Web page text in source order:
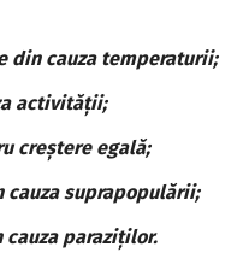
din cauza temperaturii;
activității;
creștere egală;
cauza suprapopulării;
cauza paraziților.